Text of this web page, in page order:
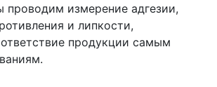
проводим измерение адгезии,
и липкости,
продукции самым